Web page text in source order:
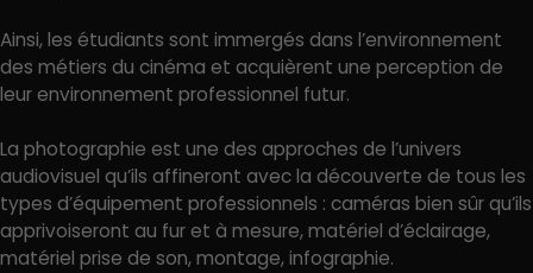
Ainsi, les étudiants sont immergés dans l’environnement
des métiers du cinéma et acquièrent une perception de
leur environnement professionnel futur.
La photographie est une des approches de l’univers
audiovisuel qu’ils affineront avec la découverte de tous les
types d’équipement professionnels : caméras bien sûr qu’ils
apprivoiseront au fur et à mesure, matériel d’éclairage,
matériel prise de son, montage, infographie.